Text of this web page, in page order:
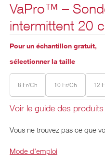
VaPro™ –
intermittent 20
Pour un échantillon gratuit,
sélectionner la taille
8 Fr/Ch 10 Fr/Ch 12
Voir le guide des produits
Vous ne trouvez pas ce que
Mode d’emploi